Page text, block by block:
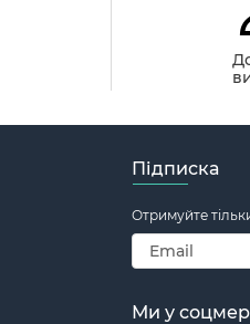
Підписка
Отримуйте
Ми у